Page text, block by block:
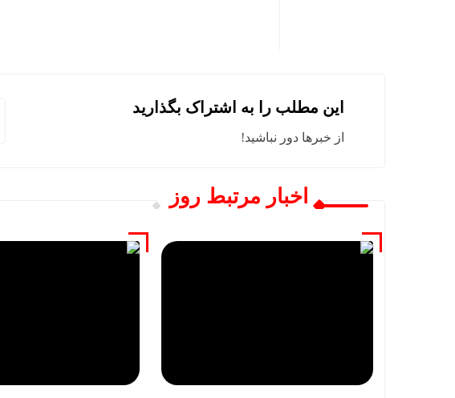
این مطلب را به اشتراک بگذارید
از خبرها دور نباشید!
اخبار مرتبط روز